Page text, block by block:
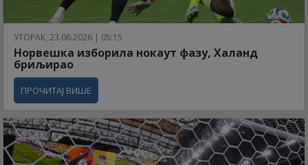
УТОРАК, 23.06.2026 | 05:15
Норвешка изборила нокаут фазу, Халанд
бриљирао
ПРОЧИТАЈ ВИШЕ